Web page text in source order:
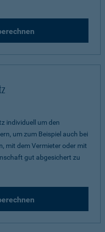
individuell um den
um zum Beispiel auch bei
mit dem Vermieter oder mit
gut abgesichert zu